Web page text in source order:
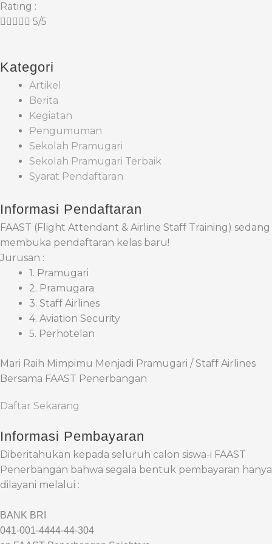
Rating :
 5/5
Kategori
Artikel
Berita
Kegiatan
Pengumuman
Sekolah Pramugari
Sekolah Pramugari Terbaik
Syarat Pendaftaran
Informasi Pendaftaran
FAAST (Flight Attendant & Airline Staff Training) sedang
membuka pendaftaran kelas baru!
Jurusan :
1. Pramugari
2. Pramugara
3. Staff Airlines
4. Aviation Security
5. Perhotelan
Mari Raih Mimpimu Menjadi Pramugari / Staff Airlines
Bersama FAAST Penerbangan
Daftar Sekarang
Informasi Pembayaran
Diberitahukan kepada seluruh calon siswa-i FAAST
Penerbangan bahwa segala bentuk pembayaran hanya
dilayani melalui :
BANK BRI
041-001-4444-44-304